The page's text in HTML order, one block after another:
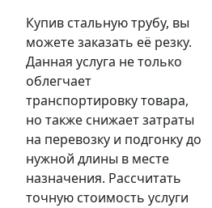
Купив стальную трубу, вы
можете заказать её резку.
Данная услуга не только
облегчает
транспортировку товара,
но также снижает затраты
на перевозку и подгонку до
нужной длины в месте
назначения. Рассчитать
точную стоимость услуги